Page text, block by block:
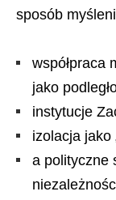
sposób
współpraca
jako
instytucje
izolacja jako
a polityczne